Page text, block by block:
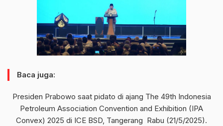
Baca juga:
Presiden Prabowo saat pidato di ajang The 49th Indonesia
Petroleum Association Convention and Exhibition (IPA
Convex) 2025 di ICE BSD, Tangerang Rabu (21/5/2025).